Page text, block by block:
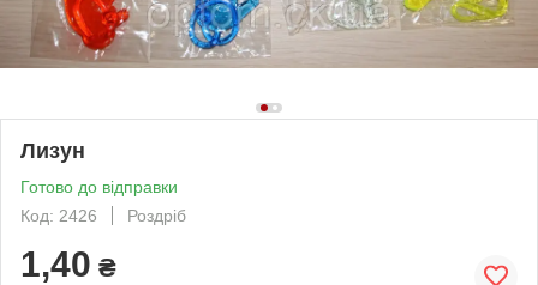
Лизун
Готово до відправки
Код: 2426
Роздріб
1,40 ₴